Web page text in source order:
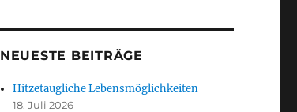
NEUESTE BEITRÄGE
Hitzetaugliche Lebensmöglichkeiten
18. Juli 2026